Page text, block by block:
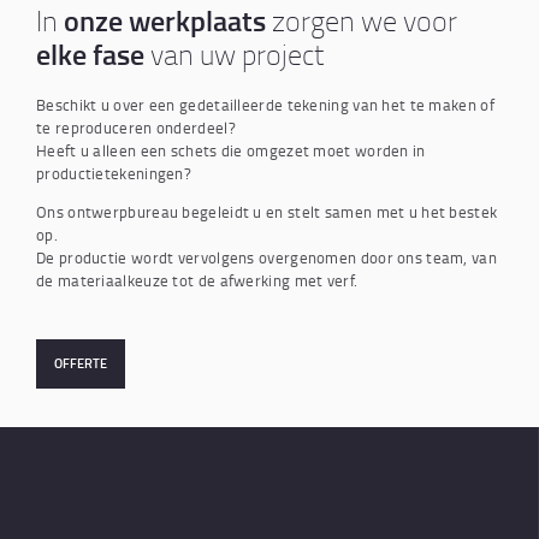
In onze werkplaatszorgen we voor
elke fasevan uw project
Beschikt u over een gedetailleerde tekening van het te maken of
te reproduceren onderdeel?
Heeft u alleen een schets die omgezet moet worden in
productietekeningen?
Ons ontwerpbureau begeleidt u en stelt samen met u het bestek
op.
De productie wordt vervolgens overgenomen door ons team, van
de materiaalkeuze tot de afwerking met verf.
OFFERTE